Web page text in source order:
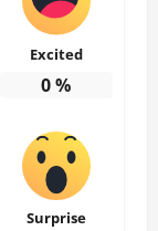
Excited
0%
Surprise